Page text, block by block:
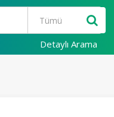
Detaylı Arama